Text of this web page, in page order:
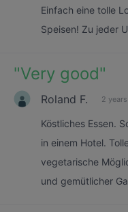
Einfach eine tolle
Speisen! Zu jeder
"Very good"
Roland F. 2
Köstliches Essen.
in einem Hotel.
vegetarische
und gemütlicher